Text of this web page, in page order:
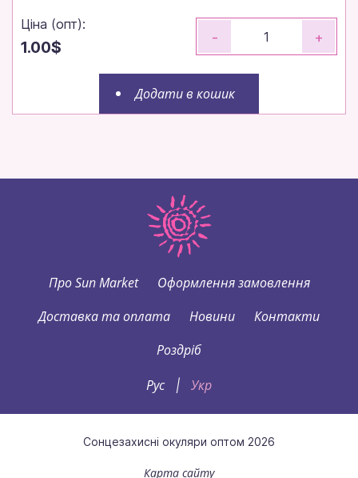
Ціна (опт):
1.00$
- +
Додати в кошик
Про Sun Market
Оформлення замовлення
Доставка та оплата
Новини
Контакти
Роздріб
Рус
| Укр
Сонцезахисні окуляри оптом 2026
Карта сайту